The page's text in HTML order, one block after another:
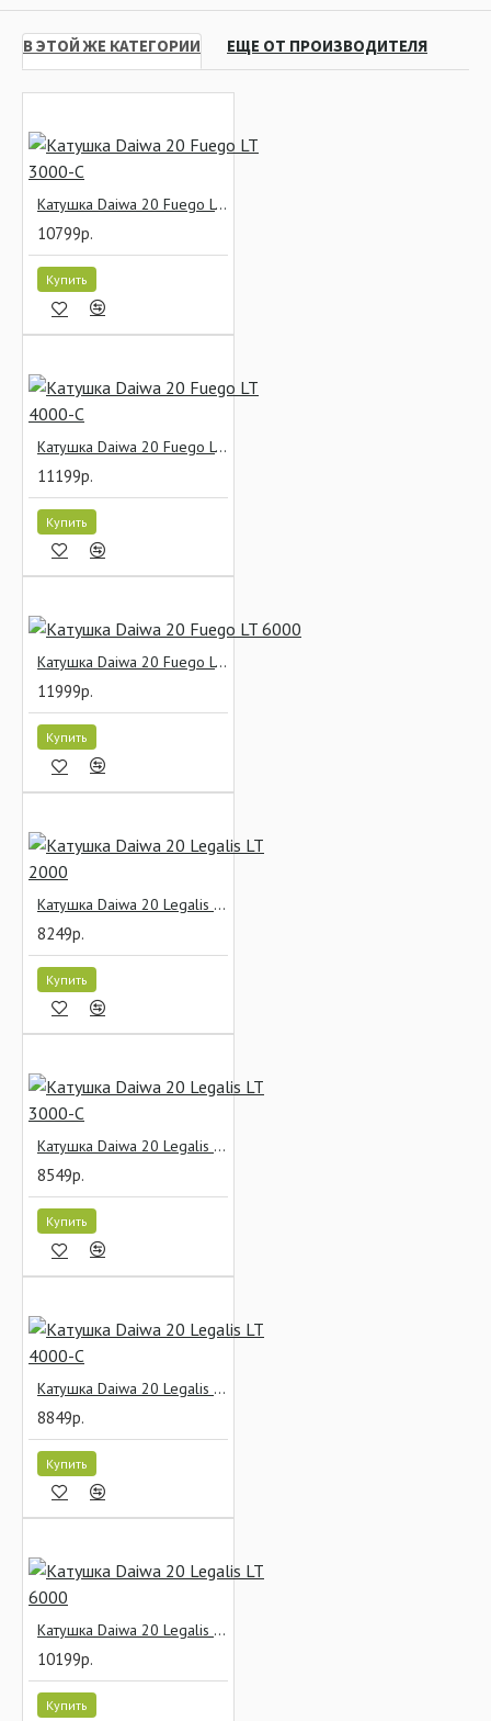
В ЭТОЙ ЖЕ КАТЕГОРИИ ЕЩЕ ОТ ПРОИЗВОДИТЕЛЯ
Катушка Daiwa 20 Fuego LT 3000-C
10799р.
Купить
Катушка Daiwa 20 Fuego LT 4000-C
11199р.
Купить
Катушка Daiwa 20 Fuego LT 6000
11999р.
Купить
Катушка Daiwa 20 Legalis LT 2000
8249р.
Купить
Катушка Daiwa 20 Legalis LT 3000-C
8549р.
Купить
Катушка Daiwa 20 Legalis LT 4000-C
8849р.
Купить
Катушка Daiwa 20 Legalis LT 6000
10199р.
Купить